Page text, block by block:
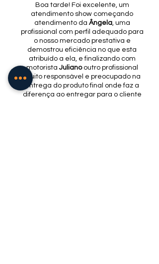
Boa tarde! Foi excelente, um
atendimento show começando
atendimento da Ângela, uma
profissional com perfil adequado para
o nosso mercado prestativa e
demostrou eficiência no que esta
atribuído a ela, e finalizando com
motorista Julianooutro profissional
muito responsável e preocupado na
entrega do produto final onde faz a
diferença ao entregar para o cliente